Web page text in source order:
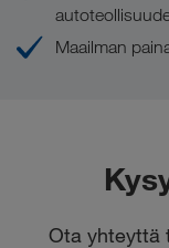
Maailman
Ota yhteyttä